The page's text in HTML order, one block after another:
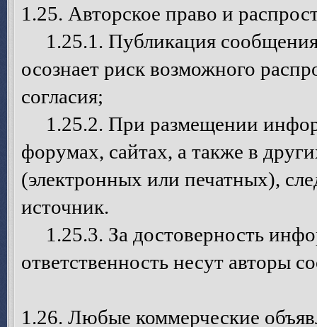
1.25. Авторское право и
1.25.1. Публикация сообщения
осознает риск возможного
согласия;
1.25.2. При размещении
форумах, сайтах, а также в
(электронных или печатных),
источник.
1.25.3. За достоверность
ответственность несут авторы
1.26. Любые коммерческие